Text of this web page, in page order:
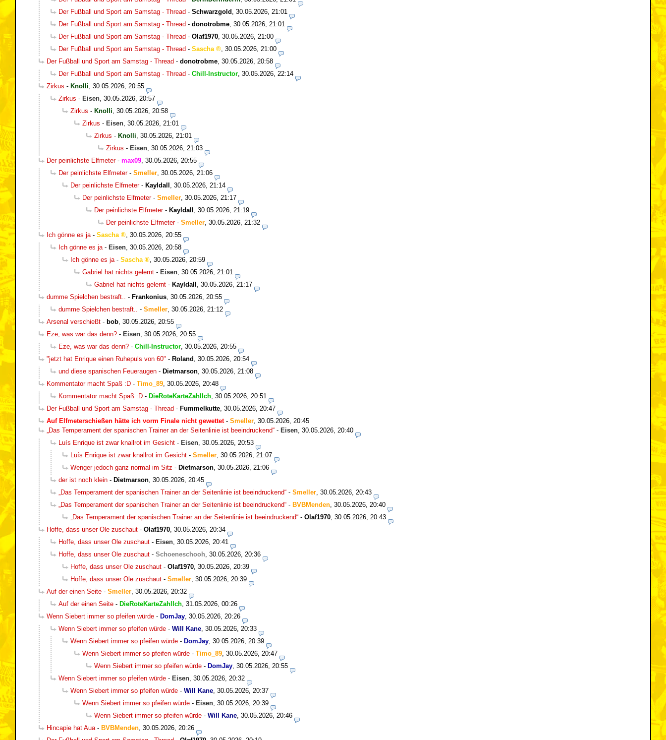
Der Fußball und Sport am Samstag - Thread - Schwarzgold 30.05.2026, 21:01
Der Fußball und Sport am Samstag - Thread - donotrobme 30.05.2026, 21:01
Der Fußball und Sport am Samstag - Thread - Olaf1970 30.05.2026, 21:00
Der Fußball und Sport am Samstag - Thread - Sascha
30.05.2026, 21:00
Der Fußball und Sport am Samstag - Thread - donotrobme 30.05.2026, 20:58
Der Fußball und Sport am Samstag - Thread - Chill-Instructor 30.05.2026, 22:14
Zirkus - Knolli 30.05.2026, 20:55
Zirkus - Eisen 30.05.2026, 20:57
Zirkus - Knolli 30.05.2026, 20:58
Zirkus - Eisen 30.05.2026, 21:01
Zirkus - Knolli 30.05.2026, 21:01
Zirkus - Eisen 30.05.2026, 21:03
Der peinlichste Elfmeter- max09 30.05.2026, 20:55
Der peinlichste Elfmeter- Smeller 30.05.2026, 21:06
Der peinlichste Elfmeter- Kayldall 30.05.2026, 21:14
Der peinlichste Elfmeter- Smeller 30.05.2026, 21:17
Der peinlichste Elfmeter- Kayldall 30.05.2026, 21:19
Der peinlichste Elfmeter- Smeller 30.05.2026, 21:32
Ich gönne es ja - Sascha
30.05.2026, 20:55
Ich gönne es ja - Eisen 30.05.2026, 20:58
Ich gönne es ja - Sascha
30.05.2026, 20:59
Gabriel hat nichts gelernt - Eisen 30.05.2026, 21:01
Gabriel hat nichts gelernt - Kayldall 30.05.2026, 21:17
dumme Spielchen bestraft..
- Frankonius 30.05.2026, 20:55
dumme Spielchen bestraft..
- Smeller 30.05.2026, 21:12
Arsenal verschießt - bob 30.05.2026, 20:55
Eze, was war das denn? - Eisen 30.05.2026, 20:55
Eze, was war das denn? - Chill-Instructor 30.05.2026, 20:55
"jetzt hat Enrique einen Ruhepuls von 60" - Roland 30.05.2026, 20:54
und diese spanischen Feueraugen - Dietmarson 30.05.2026, 21:08
Kommentator macht Spaß :D - Timo_89 30.05.2026, 20:48
Kommentator macht Spaß :D - DieRoteKarteZahlIch 30.05.2026, 20:51
Der Fußball und Sport am Samstag - Thread - Fummelkutte 30.05.2026, 20:47
Auf Elfmeterschießen hätte ich vorm Finale nicht gewettet- Smeller 30.05.2026, 20:45
„Das Temperament der spanischen Trainer an der Seitenlinie ist beeindruckend“ - Eisen 30.05.2026, 20:40
Luís Enrique ist zwar knallrot im Gesicht - Eisen 30.05.2026, 20:53
Luís Enrique ist zwar knallrot im Gesicht - Smeller 30.05.2026, 21:07
Wenger jedoch ganz normal im Sitz - Dietmarson 30.05.2026, 21:06
der ist noch klein - Dietmarson 30.05.2026, 20:45
„Das Temperament der spanischen Trainer an der Seitenlinie ist beeindruckend“ - Smeller 30.05.2026, 20:43
„Das Temperament der spanischen Trainer an der Seitenlinie ist beeindruckend“ - BVBMenden 30.05.2026, 20:40
„Das Temperament der spanischen Trainer an der Seitenlinie ist beeindruckend“ - Olaf1970 30.05.2026, 20:43
Hoffe, dass unser Ole zuschaut - Olaf1970 30.05.2026, 20:34
Hoffe, dass unser Ole zuschaut - Eisen 30.05.2026, 20:41
Hoffe, dass unser Ole zuschaut - Schoeneschooh 30.05.2026, 20:36
Hoffe, dass unser Ole zuschaut - Olaf1970 30.05.2026, 20:39
Hoffe, dass unser Ole zuschaut - Smeller 30.05.2026, 20:39
Auf der einen Seite - Smeller 30.05.2026, 20:32
Auf der einen Seite - DieRoteKarteZahlIch 31.05.2026, 00:26
Wenn Siebert immer so pfeifen würde - DomJay 30.05.2026, 20:26
Wenn Siebert immer so pfeifen würde - Will Kane 30.05.2026, 20:33
Wenn Siebert immer so pfeifen würde - DomJay 30.05.2026, 20:39
Wenn Siebert immer so pfeifen würde - Timo_89 30.05.2026, 20:47
Wenn Siebert immer so pfeifen würde - DomJay 30.05.2026, 20:55
Wenn Siebert immer so pfeifen würde - Eisen 30.05.2026, 20:32
Wenn Siebert immer so pfeifen würde - Will Kane 30.05.2026, 20:37
Wenn Siebert immer so pfeifen würde - Eisen 30.05.2026, 20:39
Wenn Siebert immer so pfeifen würde - Will Kane 30.05.2026, 20:46
Hincapie hat Aua - BVBMenden 30.05.2026, 20:26